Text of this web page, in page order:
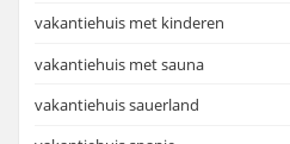
vakantiehuis met kinderen
vakantiehuis met sauna
vakantiehuis sauerland